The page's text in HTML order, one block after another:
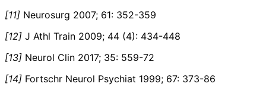
[11] Neurosurg 2007; 61: 352-359
[12] J Athl Train 2009; 44 (4): 434-448
[13] Neurol Clin 2017; 35: 559-72
[14] Fortschr Neurol Psychiat 1999; 67: 373-86